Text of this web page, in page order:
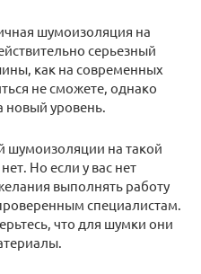
шумоизоляция на
серьезный
как на современных
не сможете, однако
новый уровень.
шумоизоляции на такой
Но если у вас нет
выполнять работу
специалистам.
что для шумки они